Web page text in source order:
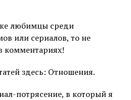
же любимцы среди
или сериалов, то не
комментариях!
здесь: Отношения.
потрясение, в который я